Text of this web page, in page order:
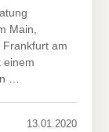
Main,
am
einem
…
13.01.2020